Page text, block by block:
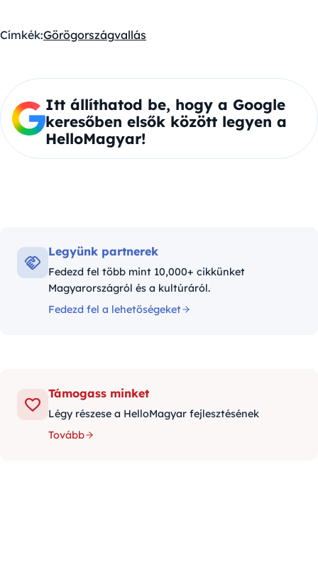
Címkék:Görögországvallás
Itt állíthatod be, hogy a Google
keresőben elsők között legyen a
HelloMagyar!
Legyünk partnerek
Fedezd fel több mint 10,000+ cikkünket
Magyarországról és a kultúráról.
Fedezd fel a lehetőségeket
Támogass minket
Légy részese a HelloMagyar fejlesztésének
Tovább